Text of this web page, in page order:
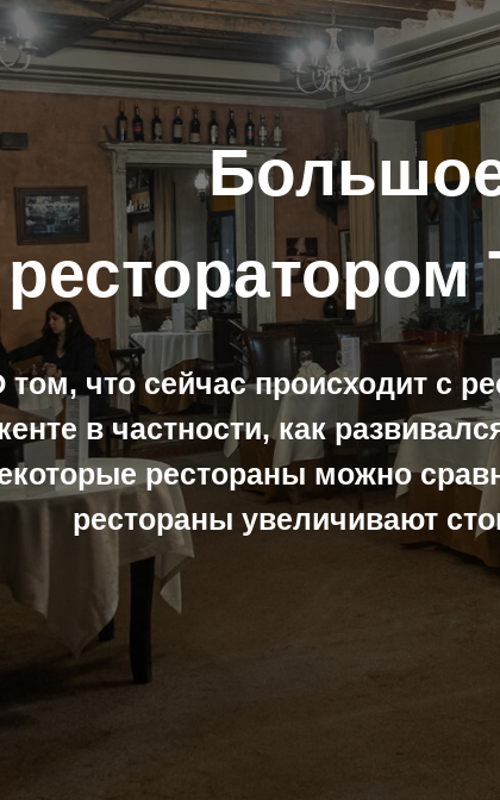
том, что сейчас происходит с
в частности, как
рестораны можно
рестораны увеличивают